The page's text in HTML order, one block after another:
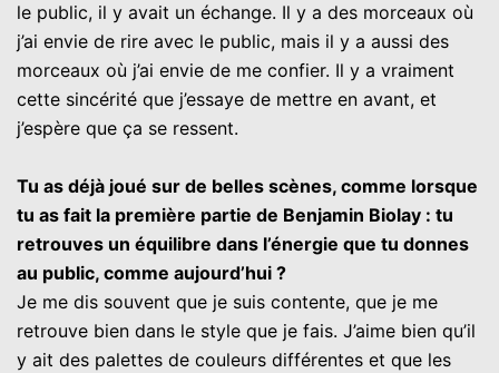
le public, il y avait un échange. Il y a des morceaux où
j’ai envie de rire avec le public, mais il y a aussi des
morceaux où j’ai envie de me confier. Il y a vraiment
cette sincérité que j’essaye de mettre en avant, et
j’espère que ça se ressent.
Tu as déjà joué sur de belles scènes, comme lorsque
tu as fait la première partie de Benjamin Biolay : tu
retrouves un équilibre dans l’énergie que tu donnes
au public, comme aujourd’hui ?
Je me dis souvent que je suis contente, que je me
retrouve bien dans le style que je fais. J’aime bien qu’il
y ait des palettes de couleurs différentes et que les